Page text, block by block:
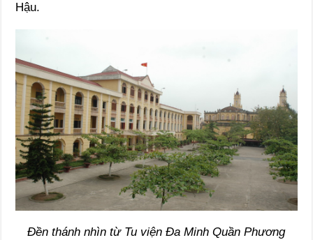
Hậu.
Đền thánh nhìn từ Tu viện Đa Minh Quần Phương